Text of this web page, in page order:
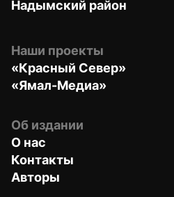
Надымский район
Наши проекты
«Красный Север»
«Ямал-Медиа»
Об издании
О нас
Контакты
Авторы